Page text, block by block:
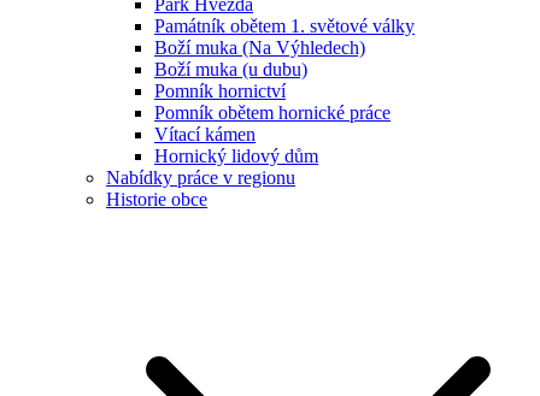
Park Hvězda
Památník obětem 1. světové války
Boží muka (Na Výhledech)
Boží muka (u dubu)
Pomník hornictví
Pomník obětem hornické práce
Vítací kámen
Hornický lidový dům
Nabídky práce v regionu
Historie obce